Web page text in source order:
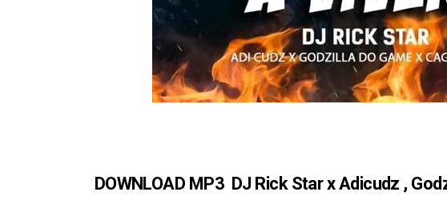
DOWNLOAD MP3 DJ Rick Star x Adicudz ,